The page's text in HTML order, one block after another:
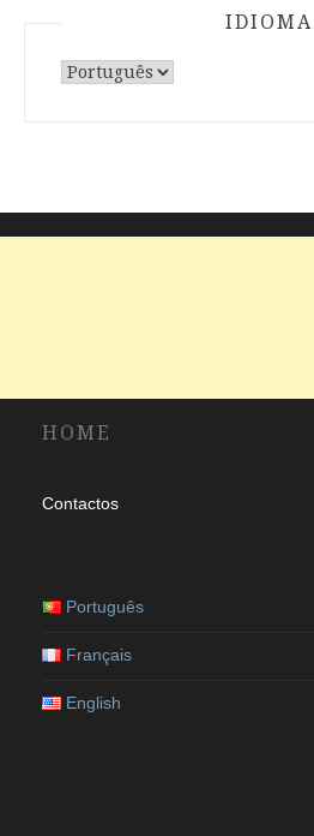
IDIOMA
Escolha
HOME
Contactos
Português
Français
English